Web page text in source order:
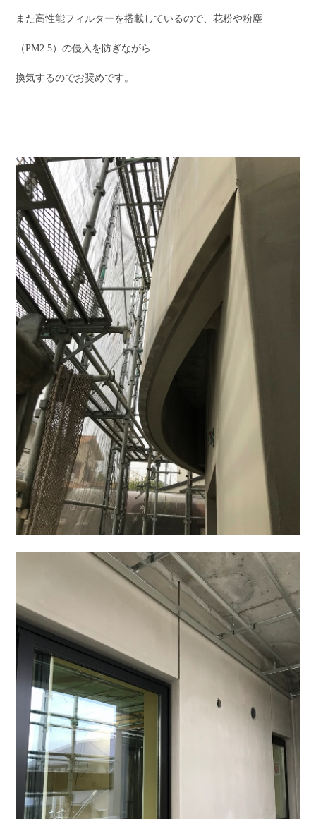
また高性能フィルターを搭載しているので、花粉や粉塵
（PM2.5）の侵入を防ぎながら
換気するのでお奨めです。